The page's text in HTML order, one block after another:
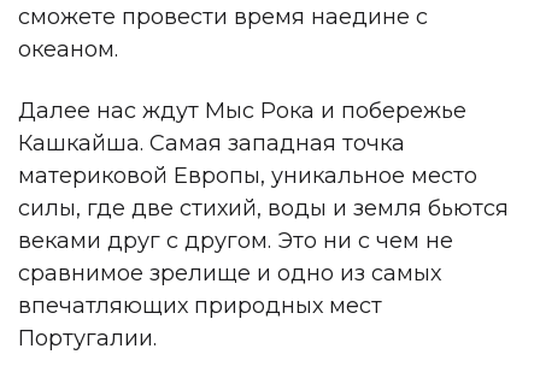
сможете провести время наедине с
океаном.
Далее нас ждут Мыс Рока и побережье
Кашкайша. Самая западная точка
материковой Европы, уникальное место
силы, где две стихий, воды и земля бьются
веками друг с другом. Это ни с чем не
сравнимое зрелище и одно из самых
впечатляющих природных мест
Португалии.